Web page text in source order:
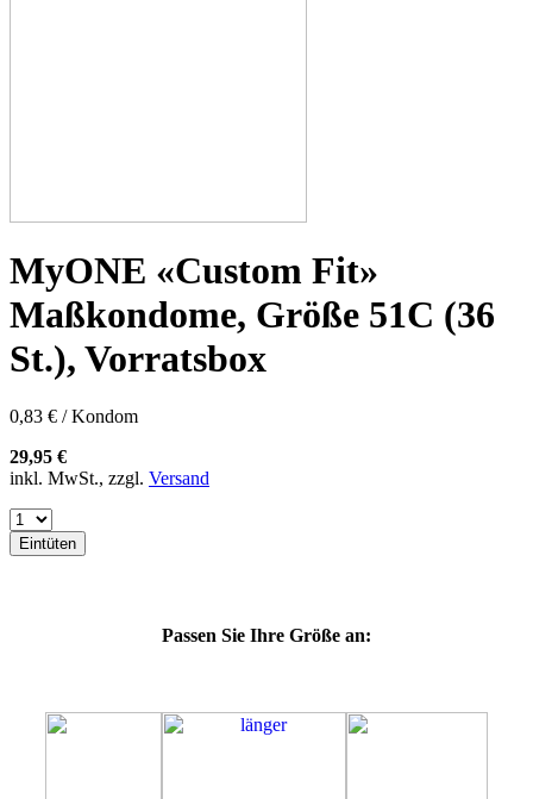
57H
57K
60E
60F
60G
60H
60K
60L
64E
64F
64K
64L
69M
MyONE «Custom Fit»
Maßkondome, Größe 51C (36
St.), Vorratsbox
0,83 € / Kondom
29,95 €
inkl. MwSt., zzgl. Versand
Eintüten
Passen Sie Ihre Größe an: